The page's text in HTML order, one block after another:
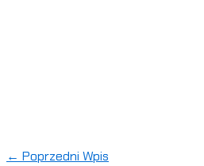
← Poprzedni Wpis